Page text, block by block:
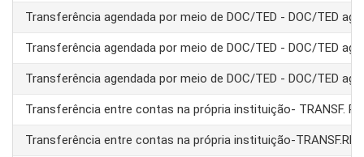
Transferência agendada por meio de DOC/TED - DOC/TED
Transferência agendada por meio de DOC/TED - DOC/TED
Transferência agendada por meio de DOC/TED - DOC/TED
Transferência entre contas na própria instituição- TRANSF.
Transferência entre contas na própria instituição-